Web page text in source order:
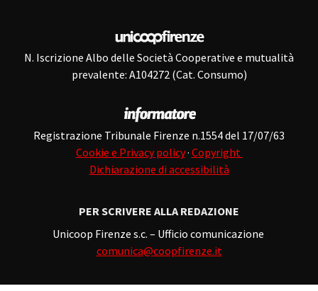
N. Iscrizione Albo delle Società Cooperative e mutualità
prevalente: A104272 (Cat. Consumo)
Registrazione Tribunale Firenze n.1554 del 17/07/63
Cookie e Privacy policy· Copyright
Dichiarazione di accessibilità
PER SCRIVERE ALLA REDAZIONE
Unicoop Firenze s.c. – Ufficio comunicazione
comunica@coopfirenze.it